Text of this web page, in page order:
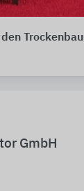
GmbH
Trockenbau